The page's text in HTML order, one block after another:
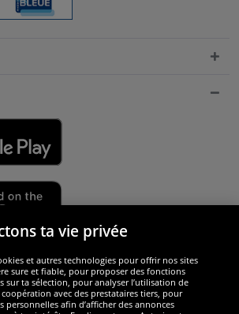
sommes excellents
ta vie privée
et autres technologies pour offrir nos sites
sure et fiable, pour proposer des fonctions
sur ta sélection, pour analyser l’utilisation de
avec des prestataires tiers, pour
personnelles afin d’afficher des annonces